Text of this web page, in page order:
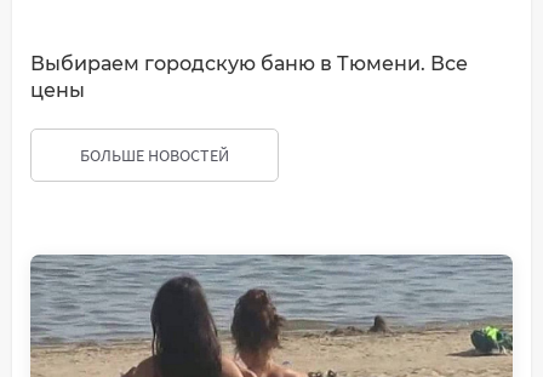
Выбираем городскую баню в Тюмени. Все
цены
БОЛЬШЕ НОВОСТЕЙ